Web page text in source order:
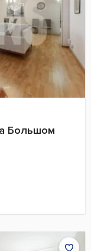
Большом